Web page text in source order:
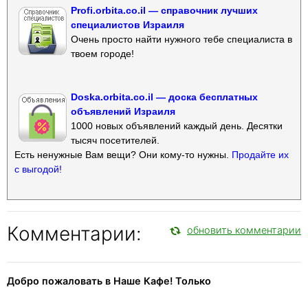
Profi.orbita.co.il — справочник лучших
специалистов Израиля
Очень просто найти нужного тебе специалиста в
твоем городе!
Doska.orbita.co.il — доска бесплатных
объявлений Израиля
1000 новых объявлений каждый день. Десятки
тысяч посетителей.
Есть ненужные Вам вещи? Они кому-то нужны. Продайте их
с выгодой!
Комментарии: обновить комментарии
Добро пожаловать в Наше Кафе! Только